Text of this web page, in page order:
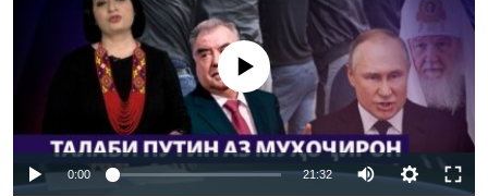
ГУЗОРИШҲОИ РАДИОӢ
Русский
ПАЙГИРӢ КУНЕД
Феълан кор намекунад
0:00 21:32